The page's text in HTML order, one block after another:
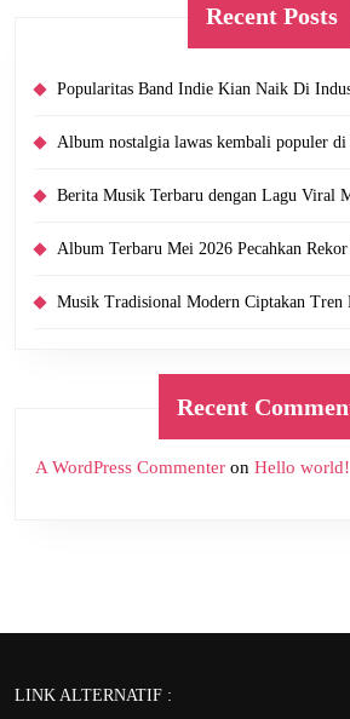
Recent Posts
Popularitas Band Indie Kian Naik Di
Album nostalgia lawas kembali populer di
Berita Musik Terbaru dengan Lagu Viral
Album Terbaru Mei 2026 Pecahkan
Musik Tradisional Modern Ciptakan Tren
Recent
A WordPress Commenter on Hello world!
LINK ALTERNATIF :